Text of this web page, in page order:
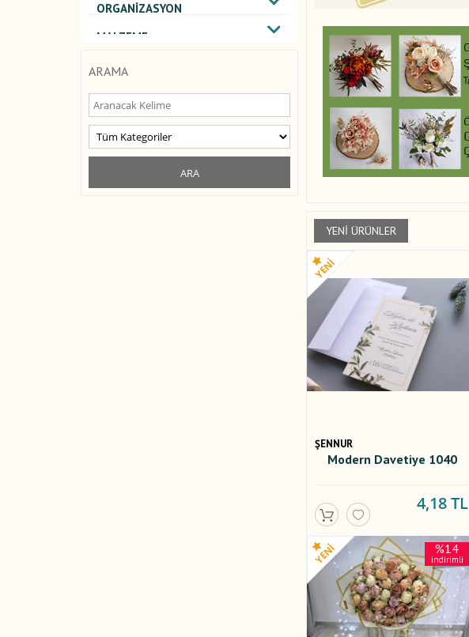
ORGANIZASYON
MALZEME
ARAMA
YENI ÜRÜNLER
ŞENNUR
Modern Davetiye 1040
4,18 TL
%14
indirimli